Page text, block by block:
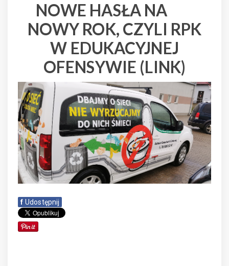
NOWE HASŁA NA
NOWY ROK, CZYLI RPK
W EDUKACYJNEJ
OFENSYWIE (LINK)
f Udostępnij